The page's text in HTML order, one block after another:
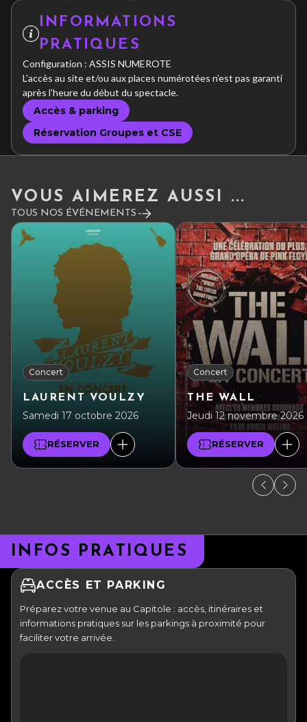
INFORMATIONS
PRATIQUES
Configuration : ASSIS NUMEROTE
L’accès au site et/ou aux places numérotées n’est pas garanti
après l’heure du début du spectacle.
Accès & parking
Réservation Groupes et CSE
VOUS AIMEREZ AUSSI ...
TOUS NOS ÉVÉNEMENTS
Concert
LAURENT VOULZY
Samedi 17 octobre 2026
RÉSERVER
Concert
THE WALL
Jeudi 12 novembre 2026
RÉSERVER
INFOS PRATIQUES
ACCÈS ET PARKING
Préparez votre venue au Capitole : accès, itinéraires et
informations pratiques sur les parkings à proximité pour
faciliter votre arrivée.